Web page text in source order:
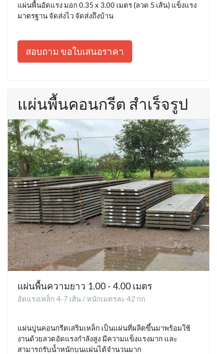
แผ่นพื้นอัดแรง มอก 0.35 x 3.00 เมตร (ลวด 5 เส้น) แข็งแรง
มาตรฐาน จัดส่งไว จัดส่งถึงบ้าน
สอบถาม ขอใบเสนอราคา
แผ่นพื้นคอนกรีต สำเร็จรูป
แผ่นพื้นความยาว 1.00 - 4.00 เมตร
อัดแรงเหล็ก 4-7 เส้น / หนักเมตรละ 42 กก
แผ่นปูนคอนกรีตเสริมเหล็ก เป็นแผ่นที่ผลิตขึ้นมาพร้อมใช้
งานด้วยลวดอัดแรงกำลังสูง มีความแข็งแรงมาก และ
สามารถรับน้ำหนักบนแผ่นได้จำนวนมาก